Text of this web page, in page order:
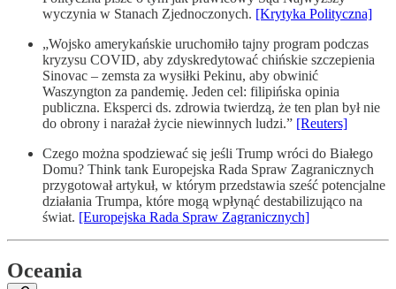
wyczynia w Stanach Zjednoczonych. [Krytyka Polityczna]
„Wojsko amerykańskie uruchomiło tajny program podczas
kryzysu COVID, aby zdyskredytować chińskie szczepienia
Sinovac – zemsta za wysiłki Pekinu, aby obwinić
Waszyngton za pandemię. Jeden cel: filipińska opinia
publiczna. Eksperci ds. zdrowia twierdzą, że ten plan był nie
do obrony i narażał życie niewinnych ludzi.” [Reuters]
Czego można spodziewać się jeśli Trump wróci do Białego
Domu? Think tank Europejska Rada Spraw Zagranicznych
przygotował artykuł, w którym przedstawia sześć potencjalne
działania Trumpa, które mogą wpłynąć destabilizująco na
świat. [Europejska Rada Spraw Zagranicznych]
Oceania